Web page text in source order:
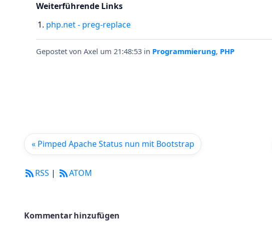
Weiterführende Links
php.net - preg-replace
Gepostet von Axel um 21:48:53 in Programmierung, PHP
« Pimped Apache Status nun mit Bootstrap
RSS | ATOM
Kommentar hinzufügen